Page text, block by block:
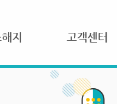
지 고객센터